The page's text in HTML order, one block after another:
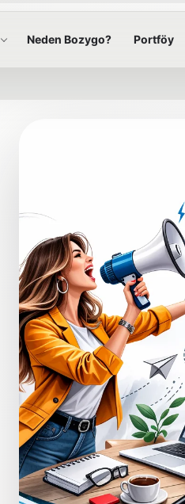
Neden Bozygo? Portföy